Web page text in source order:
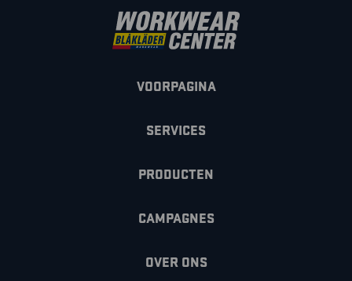
VOORPAGINA
SERVICES
PRODUCTEN
CAMPAGNES
OVER ONS